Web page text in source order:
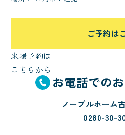
ご予約は
来場予約は
こちらから
お電話での
ノーブルホーム
0280-30-